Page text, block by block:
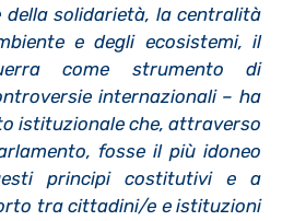
della solidarietà, la centralità
e degli ecosistemi, il
come strumento di
internazionali – ha
istituzionale che, attraverso
fosse il più idoneo
principi costitutivi e a
tra cittadini/e e istituzioni